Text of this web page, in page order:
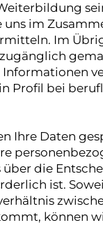
uns im
Im
Profil bei
Ihre Daten
über die
ist.
können